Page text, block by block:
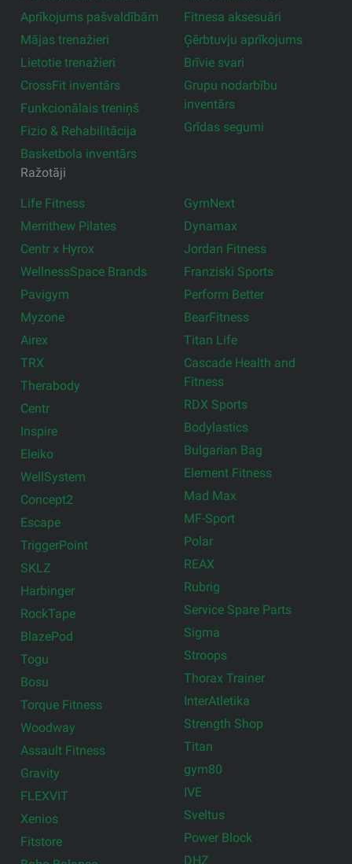
Aprīkojums pašvaldībām
Mājas trenažieri
Lietotie trenažieri
CrossFit inventārs
Funkcionālais treniņš
Fizio & Rehabilitācija
Basketbola inventārs
Fitnesa aksesuāri
Ģērbtuvju aprīkojums
Brīvie svari
Grupu nodarbību
inventārs
Grīdas segumi
Ražotāji
Life Fitness
Merrithew Pilates
Centr x Hyrox
WellnessSpace Brands
Pavigym
Myzone
Airex
TRX
Therabody
Centr
Inspire
Eleiko
WellSystem
Concept2
Escape
TriggerPoint
SKLZ
Harbinger
RockTape
BlazePod
Togu
Bosu
Torque Fitness
Woodway
Assault Fitness
Gravity
FLEXVIT
Xenios
Fitstore
GymNext
Dynamax
Jordan Fitness
Franziski Sports
Perform Better
BearFitness
Titan Life
Cascade Health and
Fitness
RDX Sports
Bodylastics
Bulgarian Bag
Element Fitness
Mad Max
MF-Sport
Polar
REAX
Rubrig
Service Spare Parts
Sigma
Stroops
Thorax Trainer
InterAtletika
Strength Shop
Titan
gym80
IVE
Sveltus
Power Block
DHZ